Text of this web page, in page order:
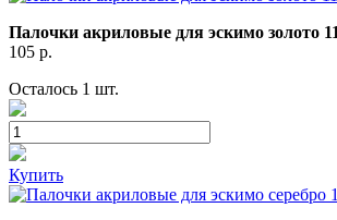
Палочки акриловые для эскимо золото
105 р.
Осталось 1 шт.
Купить